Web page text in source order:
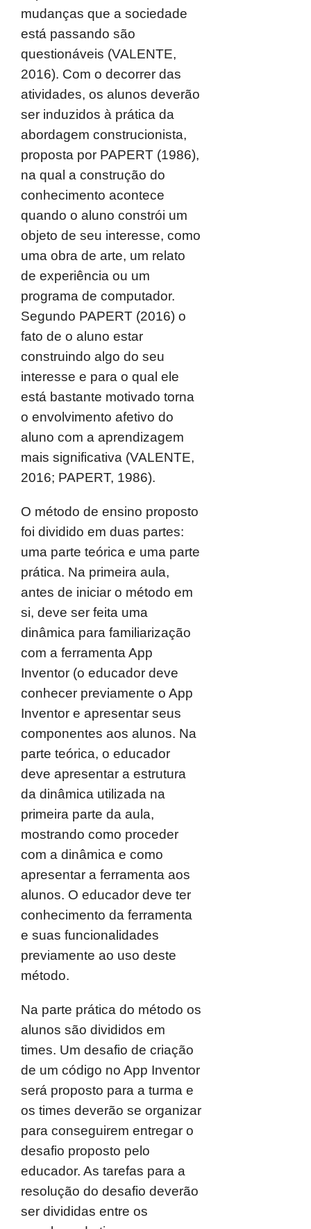
mudanças que a sociedade
está passando são
questionáveis (VALENTE,
2016). Com o decorrer das
atividades, os alunos deverão
ser induzidos à prática da
abordagem construcionista,
proposta por PAPERT (1986),
na qual a construção do
conhecimento acontece
quando o aluno constrói um
objeto de seu interesse, como
uma obra de arte, um relato
de experiência ou um
programa de computador.
Segundo PAPERT (2016) o
fato de o aluno estar
construindo algo do seu
interesse e para o qual ele
está bastante motivado torna
o envolvimento afetivo do
aluno com a aprendizagem
mais significativa (VALENTE,
2016; PAPERT, 1986).
O método de ensino proposto
foi dividido em duas partes:
uma parte teórica e uma parte
prática. Na primeira aula,
antes de iniciar o método em
si, deve ser feita uma
dinâmica para familiarização
com a ferramenta App
Inventor (o educador deve
conhecer previamente o App
Inventor e apresentar seus
componentes aos alunos. Na
parte teórica, o educador
deve apresentar a estrutura
da dinâmica utilizada na
primeira parte da aula,
mostrando como proceder
com a dinâmica e como
apresentar a ferramenta aos
alunos. O educador deve ter
conhecimento da ferramenta
e suas funcionalidades
previamente ao uso deste
método.
Na parte prática do método os
alunos são divididos em
times. Um desafio de criação
de um código no App Inventor
será proposto para a turma e
os times deverão se organizar
para conseguirem entregar o
desafio proposto pelo
educador. As tarefas para a
resolução do desafio deverão
ser divididas entre os